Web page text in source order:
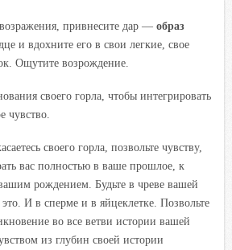
привнесите дар — образ
и вдохните его в свои легкие, свое
Ощутите возрождение.
своего горла, чтобы интегрировать
чувство.
своего горла, позвольте чувству,
вас полностью в ваше прошлое, к
рождением. Будьте в чреве вашей
И в сперме и в яйцеклетке. Позвольте
во все ветви истории вашей
из глубин своей истории